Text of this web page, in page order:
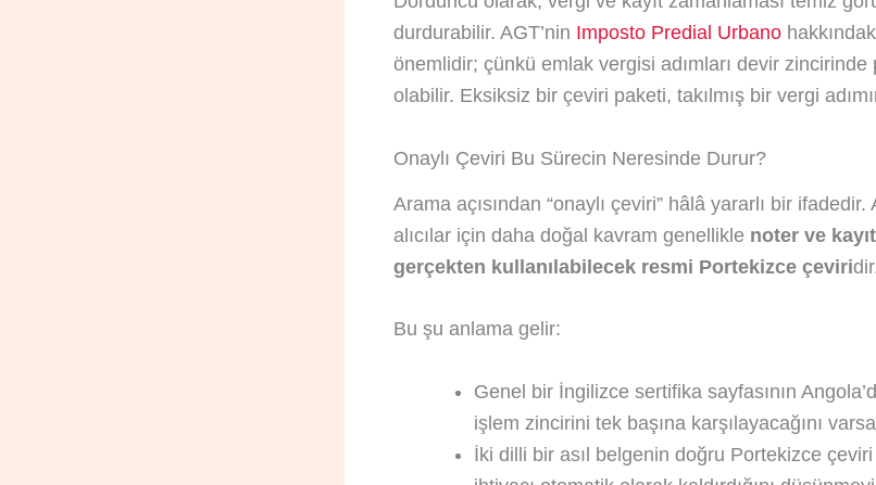
durdurabilir. AGT’nin Imposto Predial Urbano
önemlidir; çünkü emlak vergisi adımları devir zincirinde
olabilir. Eksiksiz bir çeviri paketi, takılmış bir vergi
Onaylı Çeviri Bu Sürecin Neresinde Durur?
Arama açısından “onaylı çeviri” hâlâ yararlı bir ifadedir.
alıcılar için daha doğal kavram genellikle noter ve
gerçekten kullanılabilecek resmi Portekizce çeviri
Bu şu anlama gelir:
Genel bir İngilizce sertifika sayfasının
işlem zincirini tek başına karşılayacağını
İki dilli bir asıl belgenin doğru Portekizce